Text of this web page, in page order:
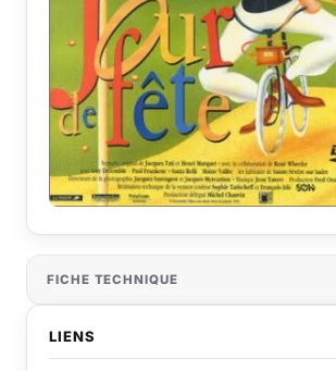
FICHE TECHNIQUE
LIENS